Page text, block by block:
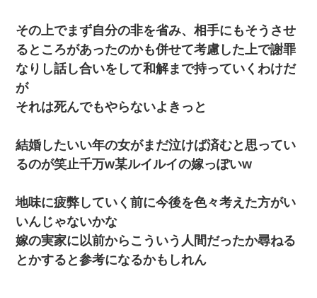
その上でまず自分の非を省み、相手にもそうさせ
るところがあったのかも併せて考慮した上で謝罪
なりし話し合いをして和解まで持っていくわけだ
が
それは死んでもやらないよきっと
結婚したいい年の女がまだ泣けば済むと思ってい
るのが笑止千万w某ルイルイの嫁っぽいw
地味に疲弊していく前に今後を色々考えた方がい
いんじゃないかな
嫁の実家に以前からこういう人間だったか尋ねる
とかすると参考になるかもしれん